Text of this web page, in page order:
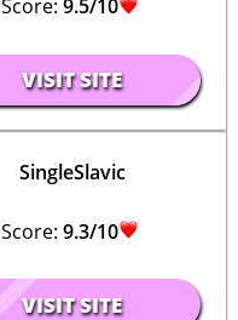
Score: 9.5/10
VISIT SITE
SingleSlavic
Score: 9.3/10
VISIT SITE